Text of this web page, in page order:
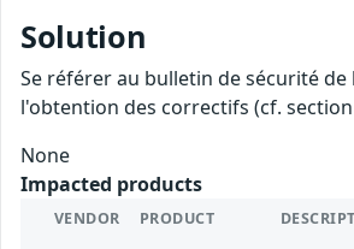
Solution
Se référer au bulletin de sécurité
l'obtention des correctifs (cf.
None
Impacted products
VENDOR PRODUCT